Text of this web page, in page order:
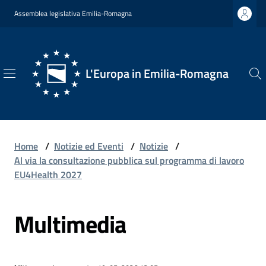
Vai al contenuto
Vai alla navigazione
Vai al footer
Assemblea legislativa Emilia-Romagna
L'Europa in Emilia-Romagna
L'Europa
Romagna
Siamo
Home / Notizie ed Eventi / Notizie /
Al via la consultazione pubblica sul programma di lavoro
EU4Health 2027
Multimedia